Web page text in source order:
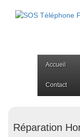
Accueil
Contact
Réparation